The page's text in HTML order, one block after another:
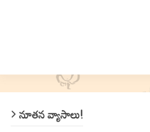
నూతన వ్యాసాలు!